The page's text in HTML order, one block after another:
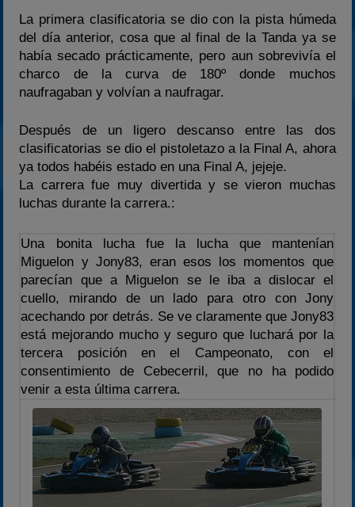
La primera clasificatoria se dio con la pista húmeda
del día anterior, cosa que al final de la Tanda ya se
había secado prácticamente, pero aun sobrevivía el
charco de la curva de 180º donde muchos
naufragaban y volvían a naufragar.
Después de un ligero descanso entre las dos
clasificatorias se dio el pistoletazo a la Final A, ahora
ya todos habéis estado en una Final A, jejeje.
La carrera fue muy divertida y se vieron muchas
luchas durante la carrera.:
Una bonita lucha fue la lucha que mantenían
Miguelon y Jony83, eran esos los momentos que
parecían que a Miguelon se le iba a dislocar el
cuello, mirando de un lado para otro con Jony
acechando por detrás. Se ve claramente que Jony83
está mejorando mucho y seguro que luchará por la
tercera posición en el Campeonato, con el
consentimiento de Cebecerril, que no ha podido
venir a esta última carrera.